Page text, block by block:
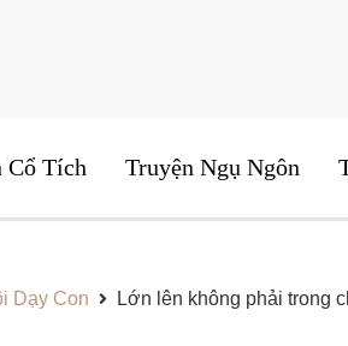
Cổ Tích Truyện Ngụ Ngôn
Dạy Con Lớn lên không phải trong